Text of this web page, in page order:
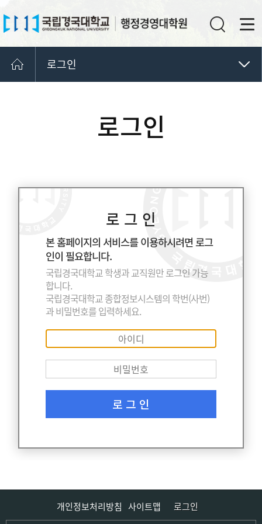
부가정보
로그인
로그인
로 그 인
본 홈페이지의 서비스를 이용하시려면 로그
인이 필요합니다.
국립경국대학교 학생과 교직원만 로그인 가능
합니다.
국립경국대학교 종합정보시스템의 학번(사번)
과 비밀번호를 입력하세요.
로 그 인
개인정보처리방침 사이트맵 로그인